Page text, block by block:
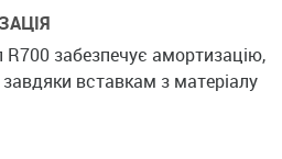
R700 забезпечує амортизацію,
вставкам з матеріалу